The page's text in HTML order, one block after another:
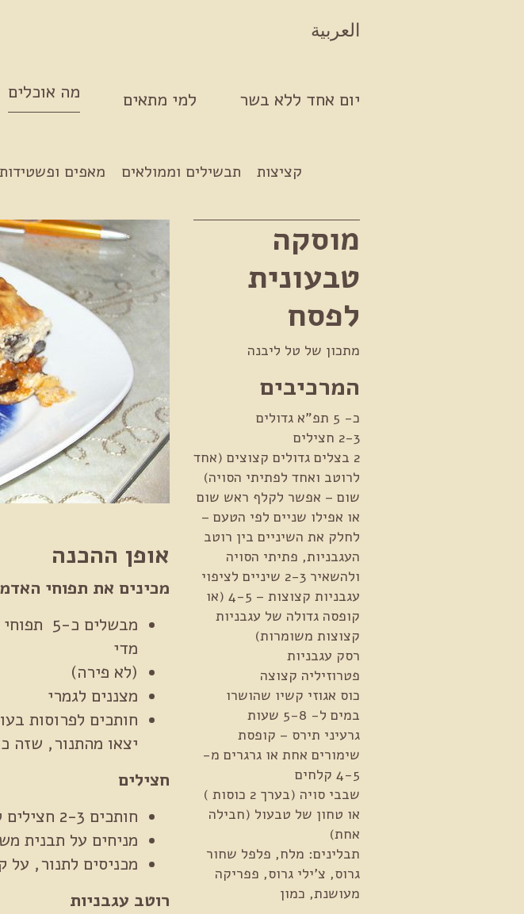
العربية
יום אחד ללא בשר למי מתאים מה אוכלים
קציצות תבשילים וממולאים מאפים ופשטידות
מוסקה
טבעונית
לפסח
מתכון של טל ליבנה
המרכיבים
כ- 5 תפ"א גדולים
2-3 חצילים
2 בצלים גדולים קצוצים (אחד
לרוטב ואחד לפתיתי הסויה)
שום – אפשר לקלף ראש שום
או אפילו שניים לפי הטעם –
לחלק את השיניים בין רוטב
העגבניות, פתיתי הסויה
ולהשאיר 2-3 שיניים לציפוי
עגבניות קצוצות – 4-5 (או
קופסה גדולה של עגבניות
קצוצות משומרות)
רסק עגבניות
פטרוזיליה קצוצה
כוס אגוזי קשיו שהושרו
במים ל- 5-8 שעות
גרעיני תירס – קופסת
שימורים אחת או גרגרים מ-
4-5 קלחים
שבבי סויה (בערך 2 כוסות )
או טחון של טבעול (חבילה
אחת)
תבלינים: מלח, פלפל שחור
גרוס, צ'ילי גרוס, פפריקה
מעושנת, כמון
אופן ההכנה
מכינים את תפוחי
מדי
(לא פירה)
מצננים לגמרי
חותכים לפרוסות
יצאו מהתנור, שזה
חצילים
חותכים 2-3 חצילים לפרוסות בעובי 1 ס"מ בערך, אפשר קצת פחות
מניחים על תבנית
מכניסים לתנור, על קרוב ל-200 מעלות, עד שהם
רוטב עגבניות